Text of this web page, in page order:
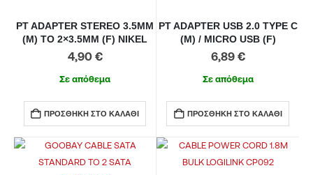
PT ADAPTER STEREO 3.5MM
(M) TO 2×3.5MM (F) NIKEL
4,90 €
Σε απόθεμα
ΠΡΟΣΘΉΚΗ ΣΤΟ ΚΑΛΆΘΙ
PT ADAPTER USB 2.0 TYPE C
(M) / MICRO USB (F)
6,89 €
Σε απόθεμα
ΠΡΟΣΘΉΚΗ ΣΤΟ ΚΑΛΆΘΙ